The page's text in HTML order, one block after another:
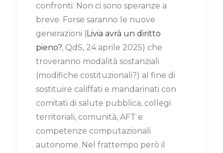
confronti. Non ci sono speranze a
breve. Forse saranno le nuove
generazioni (Livia avrà un diritto
pieno?, QdS, 24 aprile 2025) che
troveranno modalità sostanziali
(modifiche costituzionali?) al fine di
sostituire califfati e mandarinati con
comitati di salute pubblica, collegi
territoriali, comunità, AFT e
competenze computazionali
autonome. Nel frattempo però il